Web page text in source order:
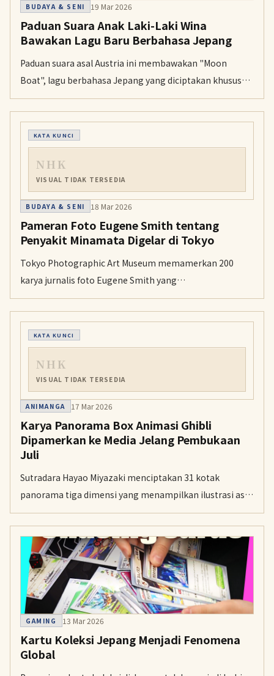
BUDAYA & SENI 19 Mar 2026
Paduan Suara Anak Laki-Laki Wina
Bawakan Lagu Baru Berbahasa Jepang
Paduan suara asal Austria ini membawakan "Moon
Boat", lagu berbahasa Jepang yang diciptakan khusus
untuk memperingati 100 tahun tur internasional
pertama mereka.
KATA KUNCI
NHK
VISUAL TIDAK TERSEDIA
BUDAYA & SENI 18 Mar 2026
Pameran Foto Eugene Smith tentang
Penyakit Minamata Digelar di Tokyo
Tokyo Photographic Art Museum memamerkan 200
karya jurnalis foto Eugene Smith yang
mendokumentasikan dampak penyakit Minamata.
Pameran ini menyoroti perjuangan para pasien dalam
menuntut hak-hak mereka.
KATA KUNCI
NHK
VISUAL TIDAK TERSEDIA
ANIMANGA 17 Mar 2026
Karya Panorama Box Animasi Ghibli
Dipamerkan ke Media Jelang Pembukaan
Juli
Sutradara Hayao Miyazaki menciptakan 31 kotak
panorama tiga dimensi yang menampilkan ilustrasi asli
dari film ikonik seperti My Neighbor Totoro dan Spirited
Away. Pameran ini dijadwalkan dibuka untuk umum di
Ghibli Park pada Juli mendatang.
GAMING 13 Mar 2026
Kartu Koleksi Jepang Menjadi Fenomena
Global